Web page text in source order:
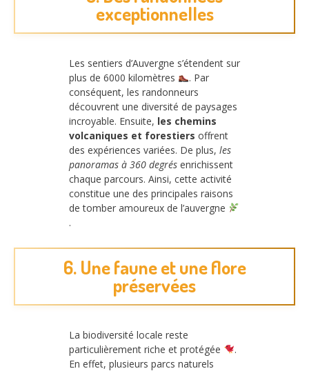
exceptionnelles
Les sentiers d’Auvergne s’étendent sur
plus de 6000 kilomètres
. Par
conséquent, les randonneurs
découvrent une diversité de paysages
incroyable. Ensuite, les chemins
volcaniques et forestiers offrent
des expériences variées. De plus, les
panoramas à 360 degrés enrichissent
chaque parcours. Ainsi, cette activité
constitue une des principales raisons
de tomber amoureux de l’auvergne
.
6. Une faune et une flore
préservées
La biodiversité locale reste
particulièrement riche et protégée
.
En effet, plusieurs parcs naturels